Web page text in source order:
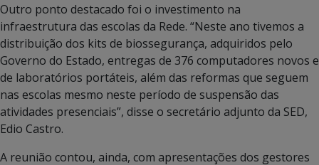
Outro ponto destacado foi o investimento na
infraestrutura das escolas da Rede. “Neste ano tivemos a
distribuição dos kits de biossegurança, adquiridos pelo
Governo do Estado, entregas de 376 computadores novos e
de laboratórios portáteis, além das reformas que seguem
nas escolas mesmo neste período de suspensão das
atividades presenciais”, disse o secretário adjunto da SED,
Edio Castro.
A reunião contou, ainda, com apresentações dos gestores